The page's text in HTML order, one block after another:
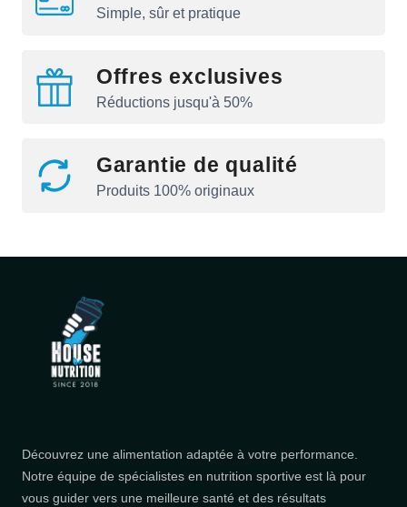
Simple, sûr et pratique
Offres exclusives
Réductions jusqu'à 50%
Garantie de qualité
Produits 100% originaux
Découvrez une alimentation adaptée à votre performance.
Notre équipe de spécialistes en nutrition sportive est là pour
vous guider vers une meilleure santé et des résultats